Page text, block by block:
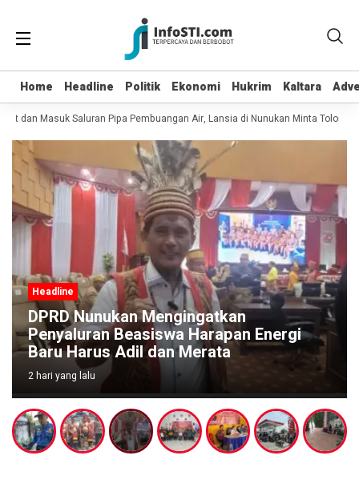
Home Headline Politik Ekonomi Hukrim Kaltara
Home Headline Politik Ekonomi Hukrim Kaltara
dan Masuk Saluran Pipa Pembuangan Air, Lansia di Nunukan Minta Tolong
Headline
DPRD Nunukan Mengingatkan
Penyaluran Beasiswa Harapan Energi
Baru Harus Adil dan Merata
2 hari yang lalu